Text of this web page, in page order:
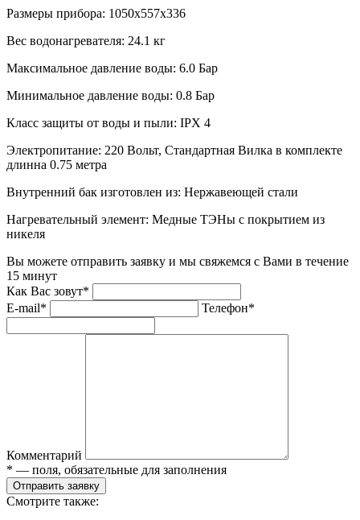
Размеры прибора: 1050х557х336
Вес водонагревателя: 24.1 кг
Максимальное давление воды: 6.0 Бар
Минимальное давление воды: 0.8 Бар
Класс защиты от воды и пыли: IPX 4
Электропитание: 220 Вольт, Стандартная Вилка в комплекте
длинна 0.75 метра
Внутренний бак изготовлен из: Нержавеющей стали
Нагревательный элемент: Медные ТЭНы с покрытием из
никеля
Вы можете отправить заявку и мы свяжемся с Вами в течение
15 минут
Как Вас зовут*
E-mail*
Телефон*
Комментарий
* — поля, обязательные для заполнения
Отправить заявку
Смотрите также: